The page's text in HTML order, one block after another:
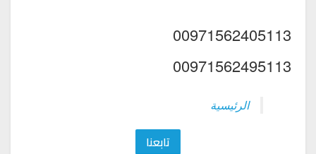
00971562405113
00971562495113
الرئيسية
تابعنا